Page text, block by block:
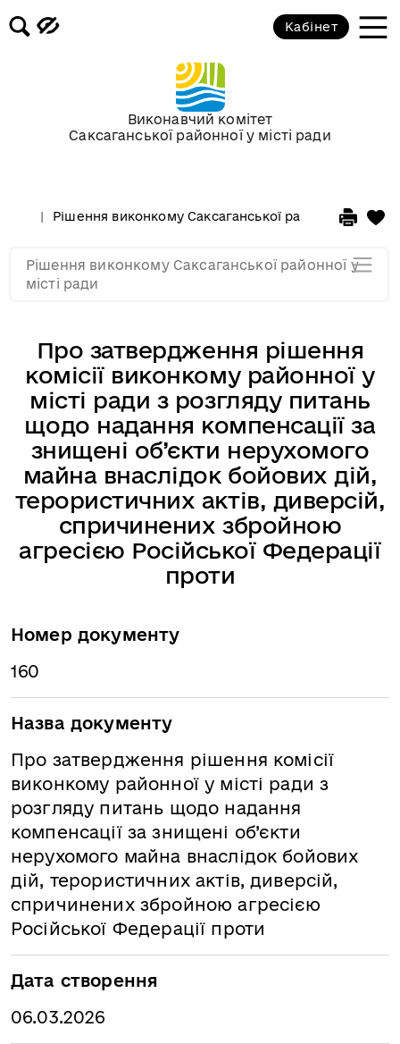
Виконавчий комітет
Саксаганської районної у місті ради
Кабінет
Рішення виконкому Саксаганської районної у місті
Про затвердження рішення
комісії виконкому районної у
місті ради з розгляду питань
щодо надання компенсації за
знищені об’єкти нерухомого
майна внаслідок бойових дій,
терористичних актів, диверсій,
спричинених збройною
агресією Російської Федерації
проти
Номер документу
160
Назва документу
Про затвердження рішення комісії
виконкому районної у місті ради з
розгляду питань щодо надання
компенсації за знищені об’єкти
нерухомого майна внаслідок бойових
дій, терористичних актів, диверсій,
спричинених збройною агресією
Російської Федерації проти
Дата створення
06.03.2026
Рішення виконкому Саксаганської районної у
місті ради
Засідання за 2015 рік
Засідання за 2014 рік
Засідання за 2013 рік
Засідання за 2011
Засідання за 2010